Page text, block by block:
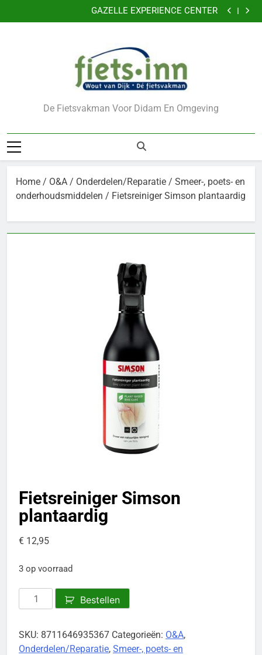
naar
GAZELLE EXPERIENCE CENTER
VERKLEIN DE KANS OP DIEFSTAL VAN UW FIETS
GAZELLE EXPERIENCE CENTER
VERKLEIN DE KANS OP DIEFSTAL VAN UW FIETS
De Fietsvakman Voor Didam En Omgeving
Home / O&A / Onderdelen/Reparatie / Smeer-, poets- en
onderhoudsmiddelen / Fietsreiniger Simson plantaardig
Fietsreiniger Simson
plantaardig
€ 12,95
3 op voorraad
Fietsreiniger
Simson
aantal
Bestellen
SKU: 8711646935367 Categorieën: O&A,
Onderdelen/Reparatie, Smeer-, poets- en